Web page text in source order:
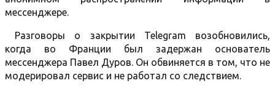
мессенджере.
Разговоры о закрытии Telegram возобновились,
когда во Франции был задержан основатель
мессенджера Павел Дуров. Он обвиняется в том, что не
модерировал сервис и не работал со следствием.